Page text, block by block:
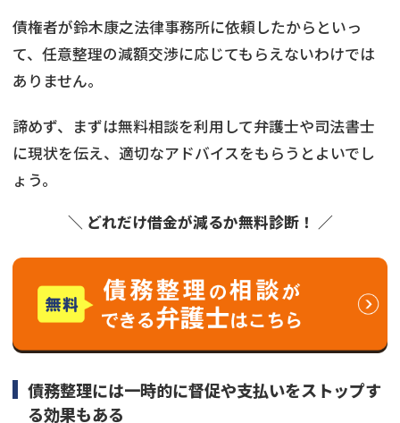
債権者が鈴木康之法律事務所に依頼したからといっ
て、任意整理の減額交渉に応じてもらえないわけでは
ありません。
諦めず、まずは無料相談を利用して弁護士や司法書士
に現状を伝え、適切なアドバイスをもらうとよいでし
ょう。
＼ どれだけ借金が減るか無料診断！ ／
債務整理には一時的に督促や支払いをストップす
る効果もある